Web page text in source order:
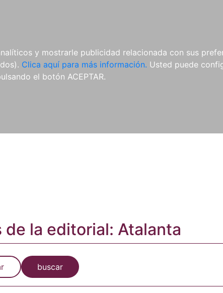
y mostrarle publicidad relacionada con sus
Clica aquí para más información. Usted puede
el botón ACEPTAR.
REVISTAS
CDS Y
DVDS
MATERIAL
COMPLEMENTARIO
de la editorial: Atalanta
buscar